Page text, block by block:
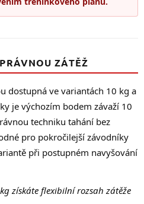
ZÁTĚŽ
dostupná ve variantách 10 kg a
je výchozím bodem závaží 10
techniku tahání bez
pro pokročilejší závodníky
při postupném navyšování
získáte flexibilní rozsah zátěže